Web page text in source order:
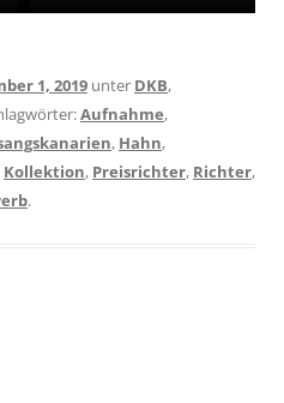
1, 2019 unter DKB,
Aufnahme,
, Hahn,
Kollektion, Preisrichter, Richter,
.